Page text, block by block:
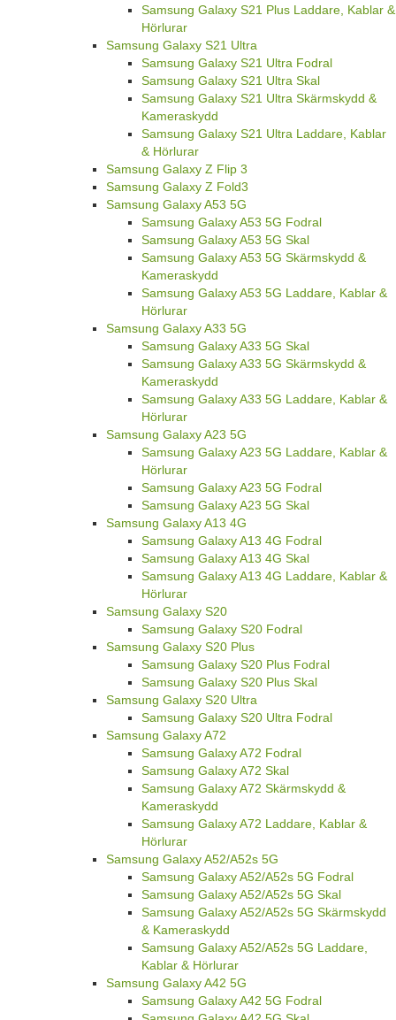
Samsung Galaxy S21 Plus Laddare, Kablar &
Hörlurar
Samsung Galaxy S21 Ultra
Samsung Galaxy S21 Ultra Fodral
Samsung Galaxy S21 Ultra Skal
Samsung Galaxy S21 Ultra Skärmskydd &
Kameraskydd
Samsung Galaxy S21 Ultra Laddare, Kablar
& Hörlurar
Samsung Galaxy Z Flip 3
Samsung Galaxy Z Fold3
Samsung Galaxy A53 5G
Samsung Galaxy A53 5G Fodral
Samsung Galaxy A53 5G Skal
Samsung Galaxy A53 5G Skärmskydd &
Kameraskydd
Samsung Galaxy A53 5G Laddare, Kablar &
Hörlurar
Samsung Galaxy A33 5G
Samsung Galaxy A33 5G Skal
Samsung Galaxy A33 5G Skärmskydd &
Kameraskydd
Samsung Galaxy A33 5G Laddare, Kablar &
Hörlurar
Samsung Galaxy A23 5G
Samsung Galaxy A23 5G Laddare, Kablar &
Hörlurar
Samsung Galaxy A23 5G Fodral
Samsung Galaxy A23 5G Skal
Samsung Galaxy A13 4G
Samsung Galaxy A13 4G Fodral
Samsung Galaxy A13 4G Skal
Samsung Galaxy A13 4G Laddare, Kablar &
Hörlurar
Samsung Galaxy S20
Samsung Galaxy S20 Fodral
Samsung Galaxy S20 Plus
Samsung Galaxy S20 Plus Fodral
Samsung Galaxy S20 Plus Skal
Samsung Galaxy S20 Ultra
Samsung Galaxy S20 Ultra Fodral
Samsung Galaxy A72
Samsung Galaxy A72 Fodral
Samsung Galaxy A72 Skal
Samsung Galaxy A72 Skärmskydd &
Kameraskydd
Samsung Galaxy A72 Laddare, Kablar &
Hörlurar
Samsung Galaxy A52/A52s 5G
Samsung Galaxy A52/A52s 5G Fodral
Samsung Galaxy A52/A52s 5G Skal
Samsung Galaxy A52/A52s 5G Skärmskydd
& Kameraskydd
Samsung Galaxy A52/A52s 5G Laddare,
Kablar & Hörlurar
Samsung Galaxy A42 5G
Samsung Galaxy A42 5G Fodral